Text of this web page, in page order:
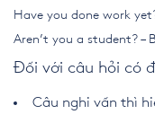
Have you done work
Aren’t you a student? –
Đối với câu hỏi có
Câu nghi vấn thì